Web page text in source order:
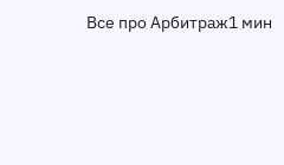
Все про Арбитраж1 мин